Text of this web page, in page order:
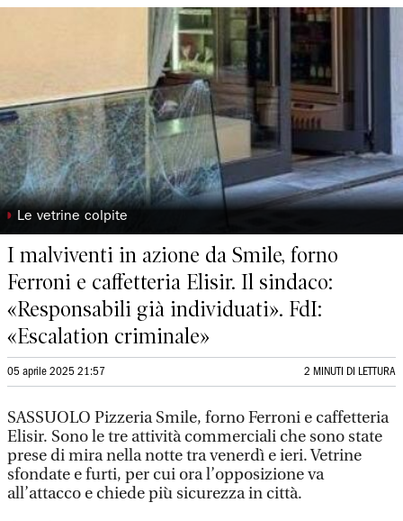
◗ Le vetrine colpite
I malviventi in azione da Smile, forno
Ferroni e caffetteria Elisir. Il sindaco:
«Responsabili già individuati». FdI:
«Escalation criminale»
05 aprile 2025 21:57 2 MINUTI DI LETTURA
SASSUOLO Pizzeria Smile, forno Ferroni e caffetteria
Elisir. Sono le tre attività commerciali che sono state
prese di mira nella notte tra venerdì e ieri. Vetrine
sfondate e furti, per cui ora l’opposizione va
all’attacco e chiede più sicurezza in città.